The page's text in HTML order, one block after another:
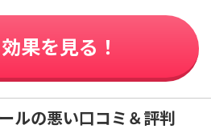
果を見る！
ルの悪い口コミ＆評判